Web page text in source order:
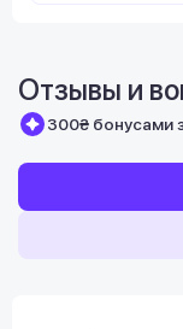
Отзывы и
300₴ бонусами